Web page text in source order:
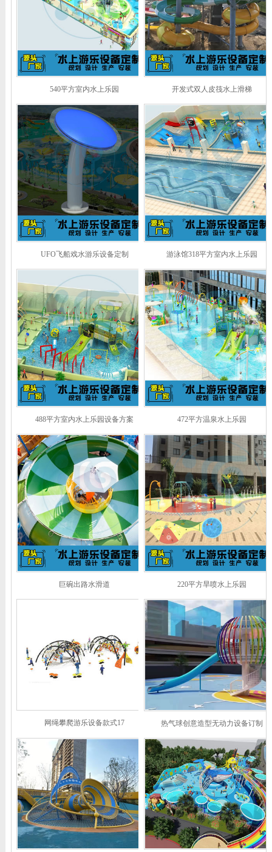
540平方室内水上乐园 开发式双人皮筏水上滑梯
UFO飞船戏水游乐设备定制 游泳馆318平方室内水上乐园
488平方室内水上乐园设备方案 472平方温泉水上乐园
巨碗出路水滑道 220平方旱喷水上乐园
网绳攀爬游乐设备款式17 热气球创意造型无动力设备订制